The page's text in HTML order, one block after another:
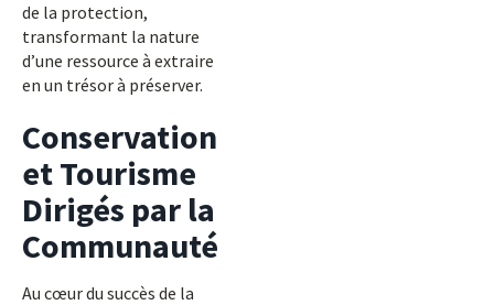
de la protection,
transformant la nature
d’une ressource à extraire
en un trésor à préserver.
Conservation
et Tourisme
Dirigés par la
Communauté
Au cœur du succès de la